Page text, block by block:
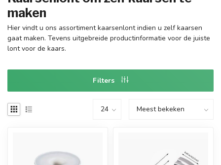
maken
Hier vindt u ons assortiment kaarsenlont indien u zelf kaarsen
gaat maken. Tevens uitgebreide productinformatie voor de juiste
lont voor de kaars.
Filters